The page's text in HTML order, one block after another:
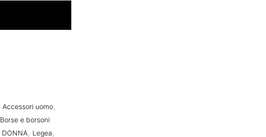
Accessori uomo,
Borse e borsoni
DONNA, Legea,